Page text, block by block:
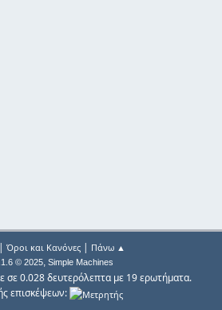
Όροι και Κανόνες| Πάνω ▲
© 2025, Simple Machines
σε 0.028 δευτερόλεπτα με 19 ερωτήματα.
επισκέψεων: